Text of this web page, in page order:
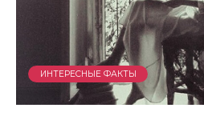
ИНТЕРЕСНЫЕ ФАКТЫ